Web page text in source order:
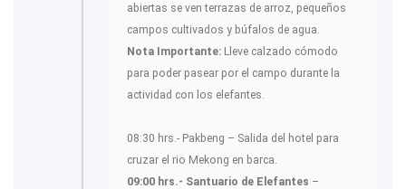
abiertas se ven terrazas de arroz, pequeños
campos cultivados y búfalos de agua.
Nota Importante: Lleve calzado cómodo
para poder pasear por el campo durante la
actividad con los elefantes.
08:30 hrs.- Pakbeng – Salida del hotel para
cruzar el rio Mekong en barca.
09:00 hrs.- Santuario de Elefantes –